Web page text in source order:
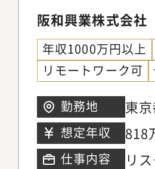
阪和興業株式会社
年収1000万円以上
リモートワーク可
勤務地
東
属
は
想定年収
仕事内容
リ